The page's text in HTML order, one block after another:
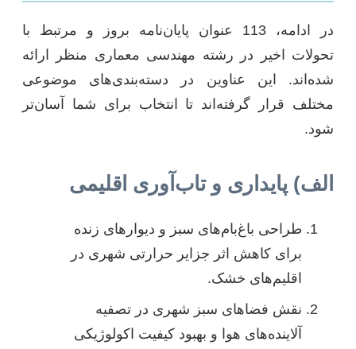
در ادامه، 113 عنوان پایان‌نامه بروز و مرتبط با
تحولات اخیر در رشته مهندسی معماری منظر ارائه
شده‌اند. این عناوین در دسته‌بندی‌های موضوعی
مختلف قرار گرفته‌اند تا انتخاب برای شما آسان‌تر
شود.
الف) پایداری و تاب‌آوری اقلیمی
طراحی باغ‌بام‌های سبز و دیوارهای زنده
برای کاهش اثر جزایر حرارتی شهری در
اقلیم‌های خشک.
نقش فضاهای سبز شهری در تصفیه
آلاینده‌های هوا و بهبود کیفیت اکولوژیکی